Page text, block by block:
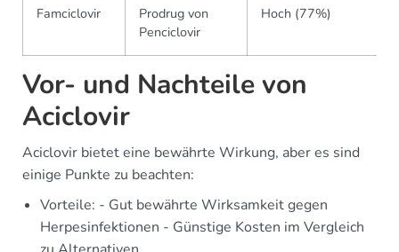
Famciclovir
Prodrug von
Penciclovir
Hoch (77%)
Vor- und Nachteile von
Aciclovir
Aciclovir bietet eine bewährte Wirkung, aber es sind
einige Punkte zu beachten:
Vorteile: - Gut bewährte Wirksamkeit gegen
Herpesinfektionen - Günstige Kosten im Vergleich